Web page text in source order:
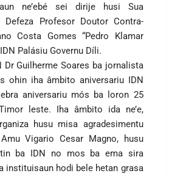
ne’ebé sei dirije husi Sua
Defeza Profesor Doutor Contra-
Costa Gomes “Pedro Klamar
Palásiu Governu Díli.
Dr Guilherme Soares ba jornalista
ohin iha âmbito aniversariu IDN
aniversariu mós ba loron 25
leste. Iha âmbito ida ne’e,
husu misa agradesimentu
Vigario Cesar Magno, husu
ba IDN no mos ba ema sira
instituisaun hodi bele hetan grasa